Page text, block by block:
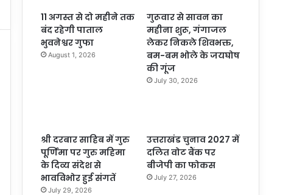
11 अगस्त से दो महीने तक
बंद रहेगी पाताल
भुवनेश्वर गुफा
August 1, 2026
गुरूवार से सावन का
महीना शुरू, गंगाजल
लेकर निकले शिवभक्त,
बम-बम भोले के जयघोष
की गूंज
July 30, 2026
श्री दरबार साहिब में गुरु
पूर्णिमा पर गुरु महिमा
के दिव्य संदेश से
भावविभोर हुई संगतें
July 29, 2026
उत्तराखंड चुनाव 2027 में
दलित वोट बैंक पर
बीजेपी का फोकस
July 27, 2026